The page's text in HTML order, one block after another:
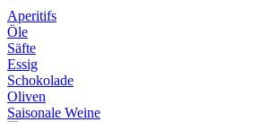
Aperitifs
Öle
Säfte
Essig
Schokolade
Oliven
Saisonale Weine